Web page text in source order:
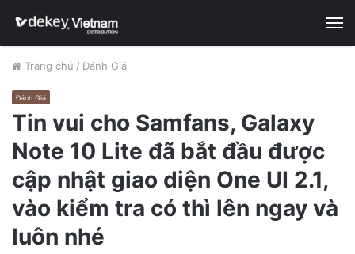
Trang chủ / Đánh Giá
Đánh Giá
Tin vui cho Samfans, Galaxy
Note 10 Lite đã bắt đầu được
cập nhật giao diện One UI 2.1,
vào kiểm tra có thì lên ngay và
luôn nhé